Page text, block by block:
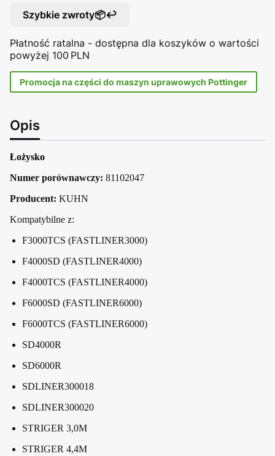
Szybkie zwroty📦↩️
Płatność ratalna - dostępna dla koszyków o wartości
powyżej 100 PLN
Promocja na części do maszyn uprawowych Pottinger
Opis
Łożysko
Numer porównawczy: 81102047
Producent: KUHN
Kompatybilne z:
F3000TCS (FASTLINER3000)
F4000SD (FASTLINER4000)
F4000TCS (FASTLINER4000)
F6000SD (FASTLINER6000)
F6000TCS (FASTLINER6000)
SD4000R
SD6000R
SDLINER300018
SDLINER300020
STRIGER 3,0M
STRIGER 4,4M